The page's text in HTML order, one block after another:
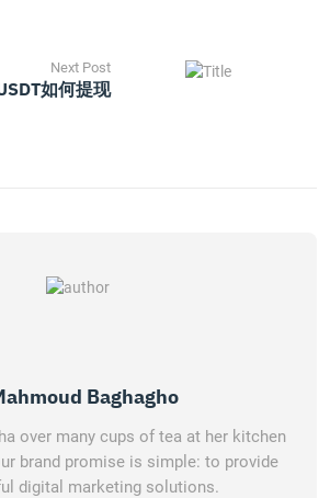
Next Post
如何提现
Baghagho
over many cups of tea at her kitchen
brand promise is simple: to provide
digital marketing solutions.